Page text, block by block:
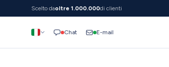
Scelto daoltre 1.000.000di clienti
Chat E-mail